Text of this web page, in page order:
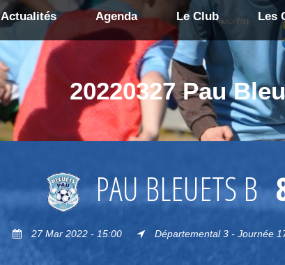
Actualités Agenda Le Club Les
20220327 Pau
PAU BLEUETS B
27 Mar 2022 - 15:00 Départemental 3 - Journée